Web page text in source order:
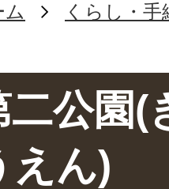
ム くらし・手
公園(
えん)